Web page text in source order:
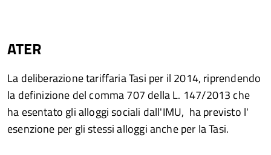
ATER
La deliberazione tariffaria Tasi per il 2014, riprendendo
la definizione del comma 707 della L. 147/2013 che
ha esentato gli alloggi sociali dall'IMU, ha previsto l'
esenzione per gli stessi alloggi anche per la Tasi.